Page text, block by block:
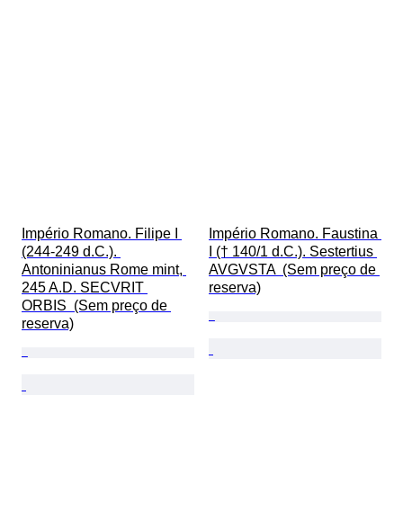
Império Romano. Filipe I
(244-249 d.C.).
Antoninianus Rome mint,
245 A.D. SECVRIT
ORBIS  (Sem preço de
reserva)
Império Romano. Faustina
I († 140/1 d.C.). Sestertius
AVGVSTA  (Sem preço de
reserva)